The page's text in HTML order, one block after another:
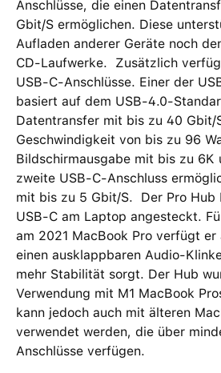
Anschlüsse, die einen
Gbit/S ermöglichen. Diese
Aufladen anderer Geräte noch
CD-Laufwerke. Zusätzlich
USB-C-Anschlüsse. Einer der
basiert auf dem USB-4.0-
Datentransfer mit bis zu 40 Gbit/
Geschwindigkeit von bis zu 96
Bildschirmausgabe mit bis zu 6K
zweite USB-C-Anschluss
mit bis zu 5 Gbit/S. Der Pro Hub
USB-C am Laptop angesteckt.
am 2021 MacBook Pro verfügt er
einen ausklappbaren Audio-
mehr Stabilität sorgt. Der Hub
Verwendung mit M1 MacBook
kann jedoch auch mit älteren
verwendet werden, die über
Anschlüsse verfügen.